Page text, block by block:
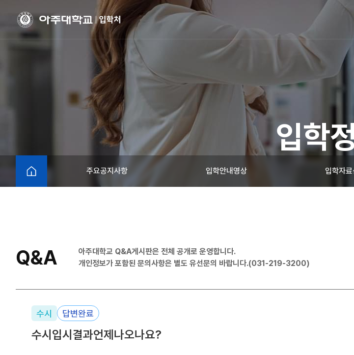
입학
주요공지사항
입학안내영상 입학자료
Q&A
아주대학교 Q&A게시판은 전체 공개로 운영합니다.
개인정보가 포함된 문의사항은 별도 유선문의 바랍니다.(031-219-3200)
수시 답변완료
수시입시결과언제나오나요?